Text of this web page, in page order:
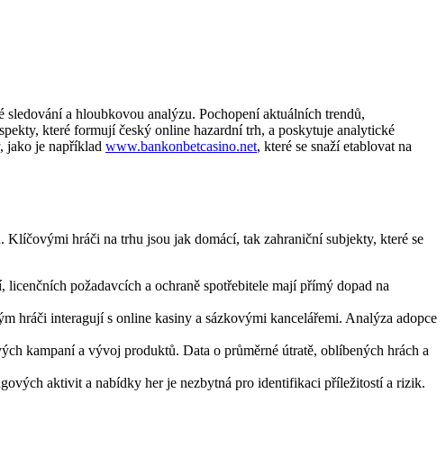
a hloubkovou analýzu. Pochopení aktuálních trendů,
které formují český online hazardní trh, a poskytuje analytické
jako je například www.bankonbetcasino.net, které se snaží etablovat na
hráči na trhu jsou jak domácí, tak zahraniční subjekty, které se
požadavcích a ochraně spotřebitele mají přímý dopad na
hráči interagují s online kasiny a sázkovými kancelářemi. Analýza adopce
kampaní a vývoj produktů. Data o průměrné útratě, oblíbených hrách a
aktivit a nabídky her je nezbytná pro identifikaci příležitostí a rizik.